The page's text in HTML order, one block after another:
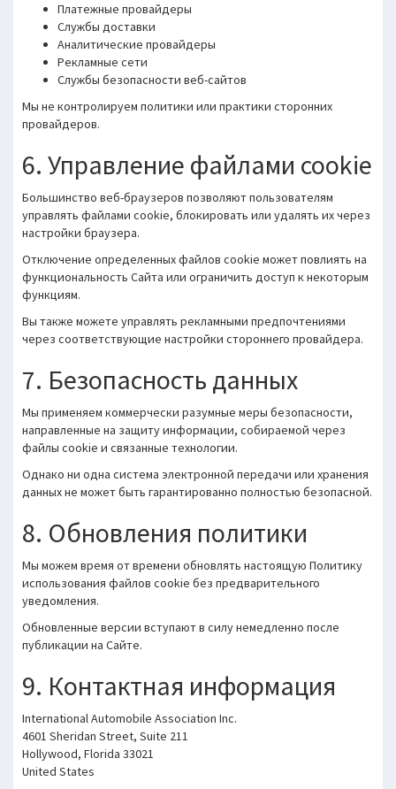
Платежные провайдеры
Службы доставки
Аналитические провайдеры
Рекламные сети
Службы безопасности веб-сайтов
Мы не контролируем политики или практики сторонних
провайдеров.
6. Управление файлами cookie
Большинство веб-браузеров позволяют пользователям
управлять файлами cookie, блокировать или удалять их через
настройки браузера.
Отключение определенных файлов cookie может повлиять на
функциональность Сайта или ограничить доступ к некоторым
функциям.
Вы также можете управлять рекламными предпочтениями
через соответствующие настройки стороннего провайдера.
7. Безопасность данных
Мы применяем коммерчески разумные меры безопасности,
направленные на защиту информации, собираемой через
файлы cookie и связанные технологии.
Однако ни одна система электронной передачи или хранения
данных не может быть гарантированно полностью безопасной.
8. Обновления политики
Мы можем время от времени обновлять настоящую Политику
использования файлов cookie без предварительного
уведомления.
Обновленные версии вступают в силу немедленно после
публикации на Сайте.
9. Контактная информация
International Automobile Association Inc.
4601 Sheridan Street, Suite 211
Hollywood, Florida 33021
United States